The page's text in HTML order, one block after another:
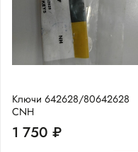
Ключи 642628/80642628
CNH
1 750 ₽